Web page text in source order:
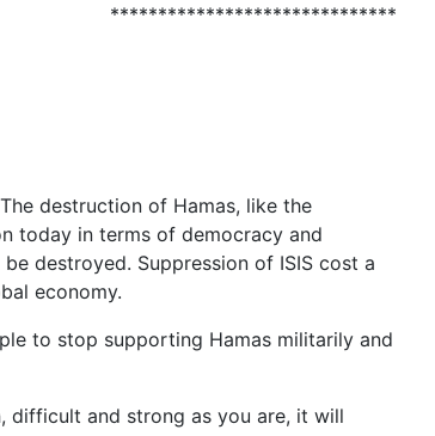
******************************
destruction of Hamas, like the
today in terms of democracy and
destroyed. Suppression of ISIS cost a
economy.
to stop supporting Hamas militarily and
difficult and strong as you are, it will